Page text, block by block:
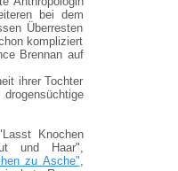
bei dem
Überresten
kompliziert
Brennan auf
ihrer Tochter
Knochen
und Haar",
zu Asche",